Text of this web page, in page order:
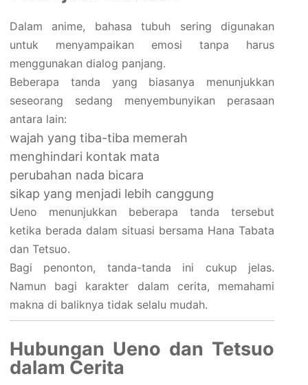
Dalam anime, bahasa tubuh sering digunakan
untuk menyampaikan emosi tanpa harus
menggunakan dialog panjang.
Beberapa tanda yang biasanya menunjukkan
seseorang sedang menyembunyikan perasaan
antara lain:
wajah yang tiba-tiba memerah
menghindari kontak mata
perubahan nada bicara
sikap yang menjadi lebih canggung
Ueno menunjukkan beberapa tanda tersebut
ketika berada dalam situasi bersama Hana Tabata
dan Tetsuo.
Bagi penonton, tanda-tanda ini cukup jelas.
Namun bagi karakter dalam cerita, memahami
makna di baliknya tidak selalu mudah.
Hubungan Ueno dan Tetsuo
dalam Cerita